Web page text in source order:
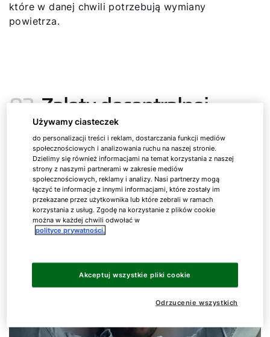
które w danej chwili potrzebują wymiany
powietrza.
02. Zalety decentralnej
wentylacji
Niezależnie czy chodzi o łazienkę, sypialnię, czy
też piwnicę: za sprawą decentralnej wentylacji
ręczne otwieranie okien w poszczególnych
pomieszczeniach to już przeszłość.
Używamy ciasteczek
do personalizacji treści i reklam, dostarczania funkcji mediów
społecznościowych i analizowania ruchu na naszej stronie.
Dzielimy się również informacjami na temat korzystania z naszej
strony z naszymi partnerami w zakresie mediów
społecznościowych, reklamy i analizy. Nasi partnerzy mogą
łączyć te informacje z innymi informacjami, które zostały im
przekazane przez użytkownika lub które zebrali w ramach
korzystania z usług. Zgodę na korzystanie z plików cookie
można w każdej chwili odwołać w
polityce prywatności.
Odrzucenie wszystkich
Akceptuj wszystkie pliki cookie